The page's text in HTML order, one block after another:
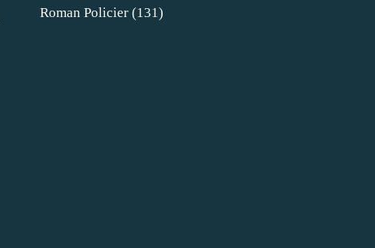
Roman Policier (131)